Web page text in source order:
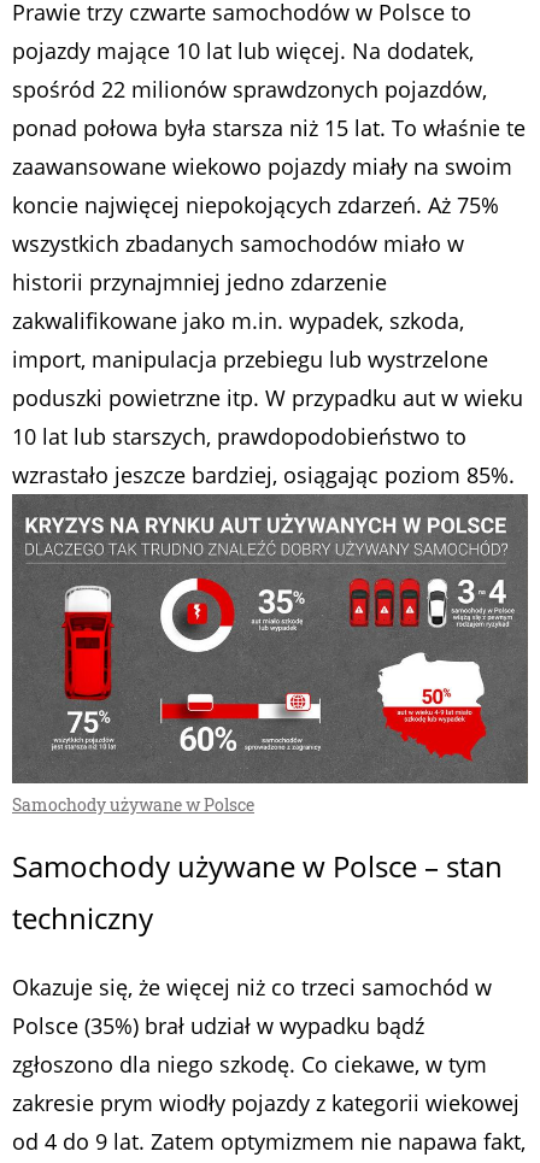
Prawie trzy czwarte samochodów w Polsce to
pojazdy mające 10 lat lub więcej. Na dodatek,
spośród 22 milionów sprawdzonych pojazdów,
ponad połowa była starsza niż 15 lat. To właśnie te
zaawansowane wiekowo pojazdy miały na swoim
koncie najwięcej niepokojących zdarzeń. Aż 75%
wszystkich zbadanych samochodów miało w
historii przynajmniej jedno zdarzenie
zakwalifikowane jako m.in. wypadek, szkoda,
import, manipulacja przebiegu lub wystrzelone
poduszki powietrzne itp. W przypadku aut w wieku
10 lat lub starszych, prawdopodobieństwo to
wzrastało jeszcze bardziej, osiągając poziom 85%.
Samochody używane w Polsce
Samochody używane w Polsce – stan
techniczny
Okazuje się, że więcej niż co trzeci samochód w
Polsce (35%) brał udział w wypadku bądź
zgłoszono dla niego szkodę. Co ciekawe, w tym
zakresie prym wiodły pojazdy z kategorii wiekowej
od 4 do 9 lat. Zatem optymizmem nie napawa fakt,